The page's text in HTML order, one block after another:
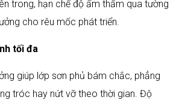
trong, hạn chế độ ẩm thấm qua tường
cho rêu mốc phát triển.​
tối đa
giúp lớp sơn phủ bám chắc, phẳng
tróc hay nứt vỡ theo thời gian. Độ